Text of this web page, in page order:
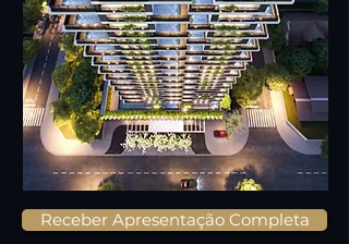
Receber Apresentação Completa